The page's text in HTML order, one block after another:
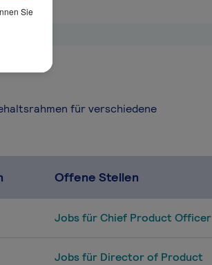
für verschiedene
Offene Stellen
Jobs für Chief Product Officer
Jobs für Director of Product
Sie